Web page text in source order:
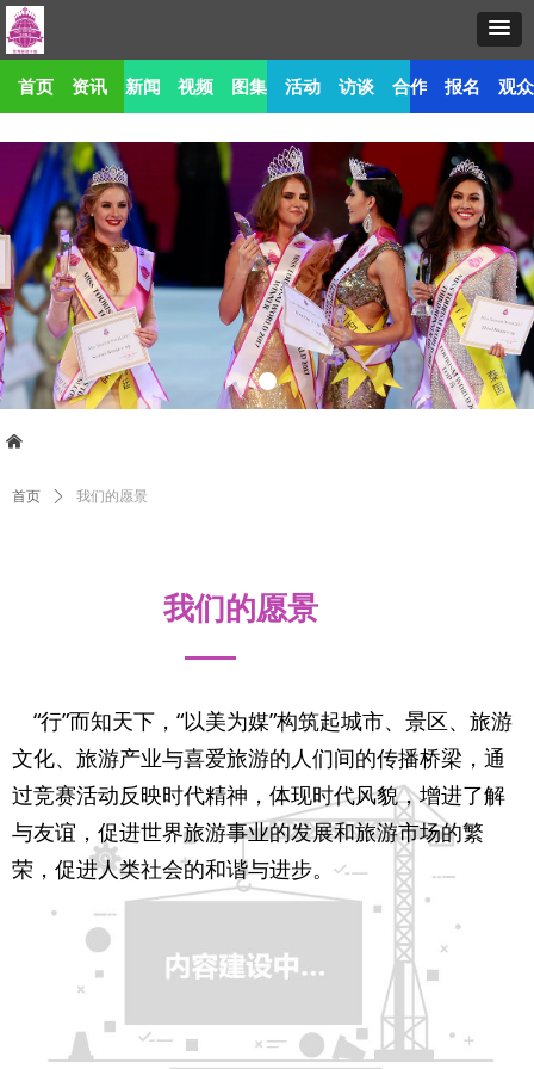
首页 资讯 新闻 视频 图集 活动 访谈 合作 报名 观众
我们的愿景
낀
首页 ꄲ 我们的愿景
“行”而知天下，“以美为媒”构筑起城市、景区、旅游
文化、旅游产业与喜爱旅游的人们间的传播桥梁，通
过竞赛活动反映时代精神，体现时代风貌，增进了解
与友谊，促进世界旅游事业的发展和旅游市场的繁
荣，促进人类社会的和谐与进步。